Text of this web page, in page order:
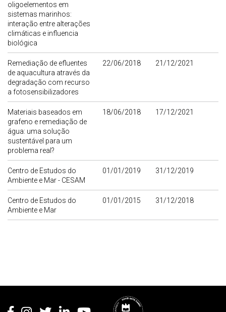
oligoelementos em
sistemas marinhos:
interação entre alterações
climáticas e influencia
biológica
Remediação de efluentes
de aquacultura através da
degradação com recurso
a fotosensibilizadores
22/06/2018 21/12/2021
Materiais baseados em
grafeno e remediação de
água: uma solução
sustentável para um
problema real?
18/06/2018 17/12/2021
Centro de Estudos do
Ambiente e Mar - CESAM
01/01/2019 31/12/2019
Centro de Estudos do
Ambiente e Mar
01/01/2015 31/12/2018